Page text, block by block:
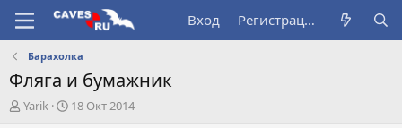
Вход Регистрация
Барахолка
Фляга и бумажник
А
Yarik
Д
18 Окт 2014